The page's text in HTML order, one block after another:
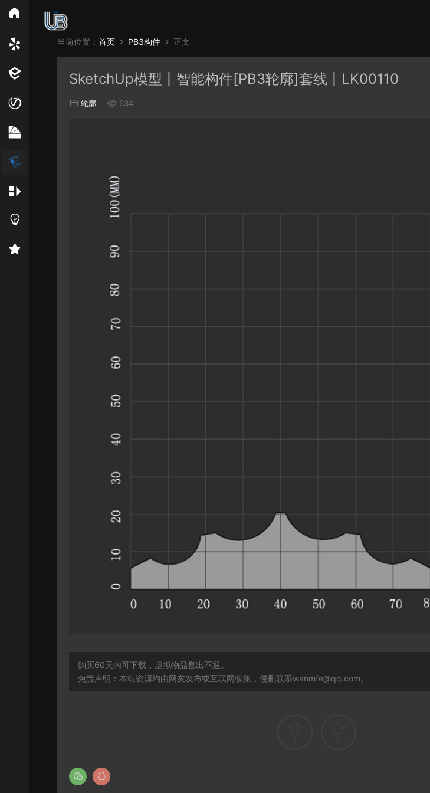
Vray Enscape PB3构件 构件 轮廓
当前位置： 首页 PB3构件 正文
SketchUp模型丨智能构件[PB3轮廓]套线丨LK00110
轮廓 534
购买60天内可下载，虚拟物品售出不退。
免责声明：本站资源均由网友发布或互联网收集，侵删联系wanmfe@qq.com。